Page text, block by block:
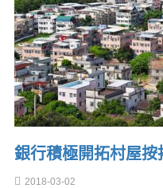
銀行積極開拓村屋按
2018-03-02